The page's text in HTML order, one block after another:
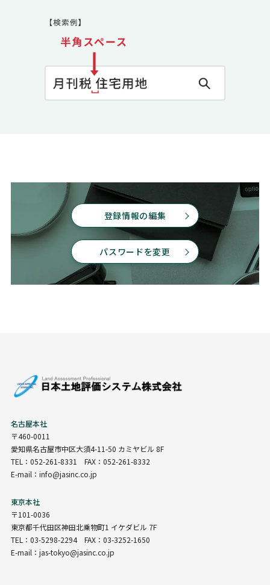
登録情報の編集
パスワードを変更
名古屋本社
〒460-0011
愛知県名古屋市中区大須4-11-50 カミヤビル 8F
TEL：052-261-8331 FAX：052-261-8332
E-mail：info@jasinc.co.jp
東京本社
〒101-0036
東京都千代田区神田北乗物町1 イケダビル 7F
TEL：03-5298-2294 FAX：03-3252-1650
E-mail：jas-tokyo@jasinc.co.jp